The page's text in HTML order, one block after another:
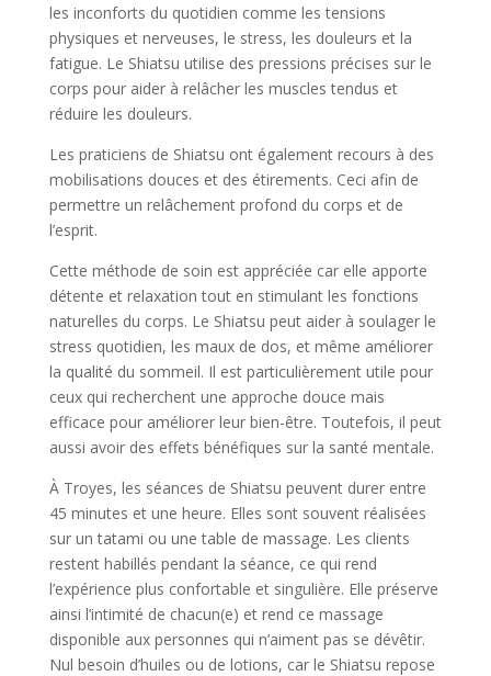
les inconforts du quotidien comme les tensions
physiques et nerveuses, le stress, les douleurs et la
fatigue. Le Shiatsu utilise des pressions précises sur le
corps pour aider à relâcher les muscles tendus et
réduire les douleurs.
Les praticiens de Shiatsu ont également recours à des
mobilisations douces et des étirements. Ceci afin de
permettre un relâchement profond du corps et de
l’esprit.
Cette méthode de soin est appréciée car elle apporte
détente et relaxation tout en stimulant les fonctions
naturelles du corps. Le Shiatsu peut aider à soulager le
stress quotidien, les maux de dos, et même améliorer
la qualité du sommeil. Il est particulièrement utile pour
ceux qui recherchent une approche douce mais
efficace pour améliorer leur bien-être. Toutefois, il peut
aussi avoir des effets bénéfiques sur la santé mentale.
À Troyes, les séances de Shiatsu peuvent durer entre
45 minutes et une heure. Elles sont souvent réalisées
sur un tatami ou une table de massage. Les clients
restent habillés pendant la séance, ce qui rend
l’expérience plus confortable et singulière. Elle préserve
ainsi l’intimité de chacun(e) et rend ce massage
disponible aux personnes qui n’aiment pas se dévêtir.
Nul besoin d’huiles ou de lotions, car le Shiatsu repose